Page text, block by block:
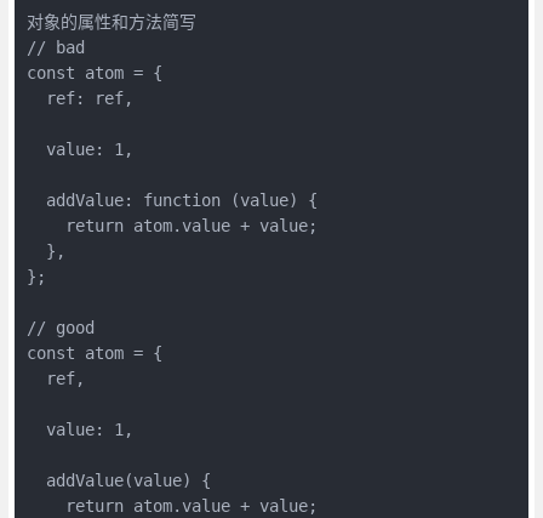
对象的属性和方法简写
// bad
const atom = {
  ref: ref,
  value: 1,
  addValue: function (value) {
    return atom.value + value;
  },
};
// good
const atom = {
  ref,
  value: 1,
  addValue(value) {
    return atom.value + value;